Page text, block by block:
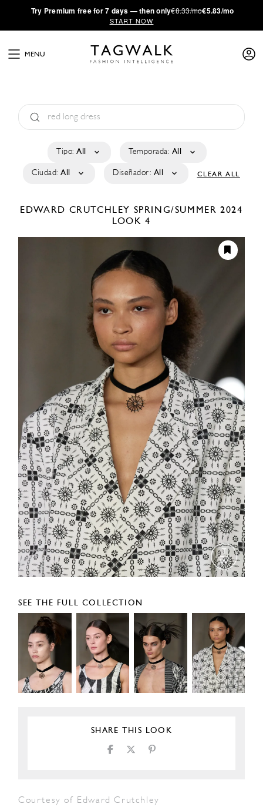
·Try Premium free for 7 days — then only€8.33/mo€5.83/mo
START NOW
MENU
Tipo: All Temporada: All
Ciudad: All Diseñador: All CLEAR ALL
EDWARD CRUTCHLEY SPRING/SUMMER 2024
LOOK 4
SEE THE FULL COLLECTION
SHARE THIS LOOK
Courtesy of Edward Crutchley